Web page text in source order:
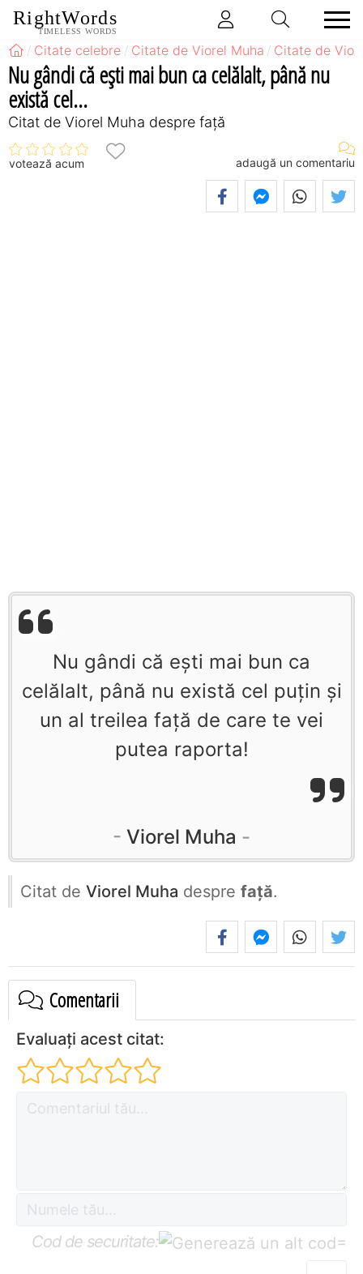
RightWords
TIMELESS WORDS
Citate celebre Citate de Viorel Muha Citate de
Nu gândi că eşti mai bun ca celălalt, până nu
există cel...
Citat de Viorel Muha despre față
votează acum adaugă un comentariu
Nu gândi că eşti mai bun ca
celălalt, până nu există cel puţin şi
un al treilea faţă de care te vei
putea raporta!
Viorel Muha
Citat de Viorel Muha despre față.
Comentarii
Evaluați acest citat:
Cod de securitate: =